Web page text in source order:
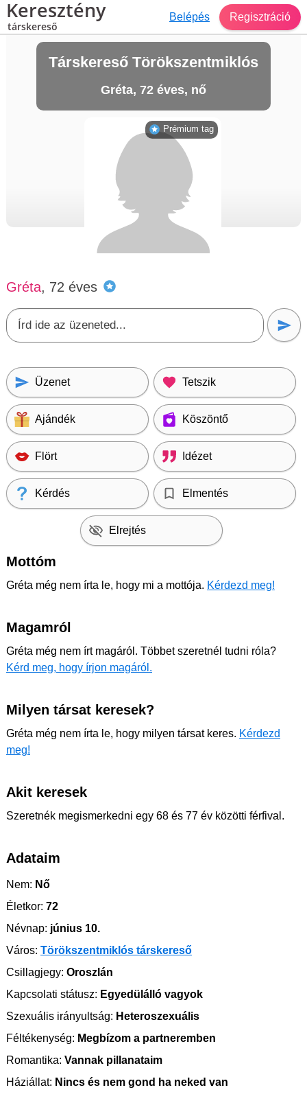
Keresztény
társkereső
Belépés Regisztráció
Társkereső Törökszentmiklós
Gréta, 72 éves, nő
Gréta, 72 éves
Üzenet Tetszik
Ajándék Köszöntő
Flört Idézet
Kérdés Elmentés
Elrejtés
Mottóm
Gréta még nem írta le, hogy mi a mottója. Kérdezd meg!
Magamról
Gréta még nem írt magáról. Többet szeretnél tudni róla?
Kérd meg, hogy írjon magáról.
Milyen társat keresek?
Gréta még nem írta le, hogy milyen társat keres. Kérdezd
meg!
Akit keresek
Szeretnék megismerkedni egy 68 és 77 év közötti férfival.
Adataim
Nem: Nő
Életkor: 72
Névnap: június 10.
Város: Törökszentmiklós társkereső
Csillagjegy: Oroszlán
Kapcsolati státusz: Egyedülálló vagyok
Szexuális irányultság: Heteroszexuális
Féltékenység: Megbízom a partneremben
Romantika: Vannak pillanataim
Háziállat: Nincs és nem gond ha neked van
Prémium tag